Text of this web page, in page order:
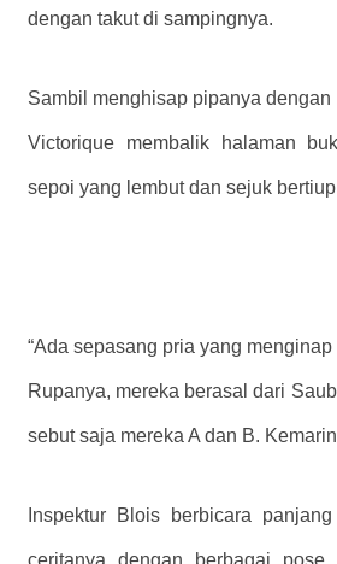
dengan takut di sampingnya.
Sambil menghisap pipanya dengan
Victorique membalik halaman
sepoi yang lembut dan sejuk
“Ada sepasang pria yang
Rupanya, mereka berasal dari
sebut saja mereka A dan B.
Inspektur Blois berbicara
ceritanya dengan berbagai